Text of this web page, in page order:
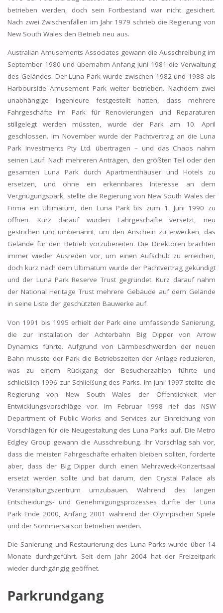
betrieben werden, doch sein Fortbestand war nicht gesichert.
Nach zwei Zwischenfällen im Jahr 1979 schrieb die Regierung von
New South Wales den Betrieb neu aus.
Australian Amusements Associates gewann die Ausschreibung im
September 1980 und übernahm Anfang Juni 1981 die Verwaltung
des Geländes. Der Luna Park wurde zwischen 1982 und 1988 als
Harbourside Amusement Park weiter betrieben. Nachdem zwei
unabhängige Ingenieure festgestellt hatten, dass mehrere
Fahrgeschäfte im Park für Renovierungen und Reparaturen
stillgelegt werden müssten, wurde der Park am 10. April
geschlossen. Im November wurde der Pachtvertrag an die Luna
Park Investments Pty Ltd. übertragen – und das Chaos nahm
seinen Lauf. Nach mehreren Anträgen, den größten Teil oder den
gesamten Luna Park durch Apartmenthäuser und Hotels zu
ersetzen, und ohne ein erkennbares Interesse an dem
Vergnügungspark, stellte die Regierung von New South Wales der
Firma ein Ultimatum, den Luna Park bis zum 1. Juni 1990 zu
öffnen. Kurz darauf wurden Fahrgeschäfte versetzt, neu
gestrichen und umbenannt, um den Anschein zu erwecken, das
Gelände für den Betrieb vorzubereiten. Die Direktoren brachten
immer wieder Ausreden vor, um einen Aufschub zu erreichen,
doch kurz nach dem Ultimatum wurde der Pachtvertrag gekündigt
und der Luna Park Reserve Trust gegründet. Kurz darauf nahm
der National Heritage Trust mehrere Gebäude auf dem Gelände
in seine Liste der geschützten Bauwerke auf.
Von 1991 bis 1995 erhielt der Park eine umfassende Sanierung,
die zur Installation der Achterbahn Big Dipper von Arrow
Dynamics führte. Aufgrund von Lärmbeschwerden der neuen
Bahn musste der Park die Betriebszeiten der Anlage reduzieren,
was zu einem Rückgang der Besucherzahlen führte und
schließlich 1996 zur Schließung des Parks. Im Juni 1997 stellte die
Regierung von New South Wales der Öffentlichkeit vier
Entwicklungsvorschläge vor. Im Februar 1998 rief das NSW
Department of Public Works and Services zur Einreichung von
Vorschlägen für die Neugestaltung des Luna Parks auf. Die Metro
Edgley Group gewann die Ausschreibung. Ihr Vorschlag sah vor,
dass die meisten Fahrgeschäfte erhalten bleiben sollten, forderte
aber, dass der Big Dipper durch einen Mehrzweck-Konzertsaal
ersetzt werden sollte und bat darum, den Crystal Palace als
Veranstaltungszentrum umzubauen. Während des langen
Entscheidungs- und Genehmigungsprozesses durfte der Luna
Park Ende 2000, Anfang 2001 während der Olympischen Spiele
und der Sommersaison betrieben werden.
Die Sanierung und Restaurierung des Luna Parks wurde über 14
Monate durchgeführt. Seit dem Jahr 2004 hat der Freizeitpark
wieder durchgängig geöffnet.
Parkrundgang